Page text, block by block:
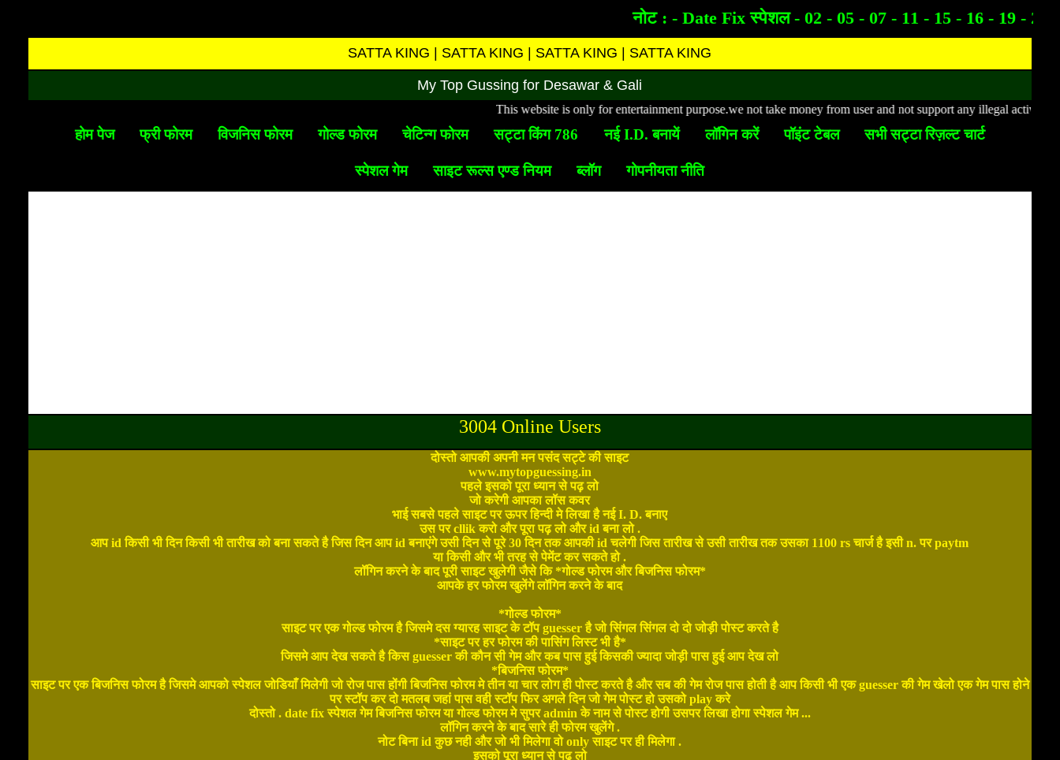
नोट : - Date Fix स्पेशल - 02 - 05 - 07 - 11 - 15 - 16 - 19 - 21 -
SATTA KING | SATTA KING | SATTA KING | SATTA KING
My Top Gussing for Desawar & Gali
This website is only for entertainment purpose.we not take money from user and not support any illegal
होम पेज फ्री फोरम विजनिस फोरम गोल्ड फोरम चेटिन्ग फोरम सट्टा किंग 786 नई I.D. बनायें लॉगिन करें पॉइंट टेबल सभी सट्टा रिज़ल्ट चार्ट
स्पेशल गेम साइट रूल्स एण्ड नियम ब्लॉग गोपनीयता नीति
3004 Online Users
दोस्तो आपकी अपनी मन पसंद सट्टे की साइट
www.mytopguessing.in
पहले इसको पूरा ध्यान से पढ़ लो
जो करेगी आपका लॉस कवर
भाई सबसे पहले साइट पर ऊपर हिन्दी मे लिखा है नई I. D. बनाए
उस पर cllik करो और पूरा पढ़ लो और id बना लो .
आप id किसी भी दिन किसी भी तारीख को बना सकते है जिस दिन आप id बनाएंगे उसी दिन से पूरे 30 दिन तक आपकी id चलेगी जिस तारीख से उसी तारीख तक उसका 1100 rs चार्ज है इसी n. पर paytm
या किसी और भी तरह से पेमेंट कर सकते हो .
लॉगिन करने के बाद पूरी साइट खुलेगी जैसे कि *गोल्ड फोरम और बिजनिस फोरम*
आपके हर फोरम खुलेंगे लॉगिन करने के बाद
*गोल्ड फोरम*
साइट पर एक गोल्ड फोरम है जिसमे दस ग्यारह साइट के टॉप guesser है जो सिंगल सिंगल दो दो जोड़ी पोस्ट करते है
*साइट पर हर फोरम की पासिंग लिस्ट भी है*
जिसमे आप देख सकते है किस guesser की कौन सी गेम और कब पास हुई किसकी ज्यादा जोड़ी पास हुई आप देख लो
*बिजनिस फोरम*
साइट पर एक बिजनिस फोरम है जिसमे आपको स्पेशल जोडियाँ मिलेगी जो रोज पास होंगी बिजनिस फोरम मे तीन या चार लोग ही पोस्ट करते है और सब की गेम रोज पास होती है आप किसी भी एक guesser की गेम खेलो एक गेम पास होने
पर स्टॉप कर दो मतलब जहां पास वही स्टॉप फिर अगले दिन जो गेम पोस्ट हो उसको play करे
दोस्तो . date fix स्पेशल गेम बिजनिस फोरम या गोल्ड फोरम मे सुपर admin के नाम से पोस्ट होगी उसपर लिखा होगा स्पेशल गेम ...
लॉगिन करने के बाद सारे ही फोरम खुलेंगे .
नोट बिना id कुछ नही और जो भी मिलेगा वो only साइट पर ही मिलेगा .
इसको पूरा ध्यान से पढ़ लो